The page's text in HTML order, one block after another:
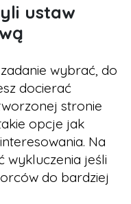
ustaw
wybrać, do
docierać
stronie
opcje jak
Na
wykluczenia jeśli
do bardziej